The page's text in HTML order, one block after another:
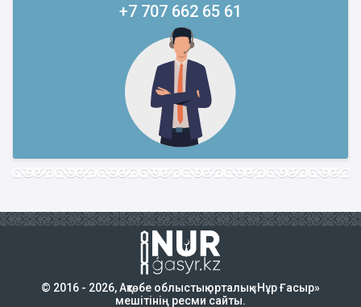
+7 707 662 65 61
© 2016 - 2026, Ақтөбе облыстық орталық «Нұр Ғасыр»
мешітінің ресми сайты.